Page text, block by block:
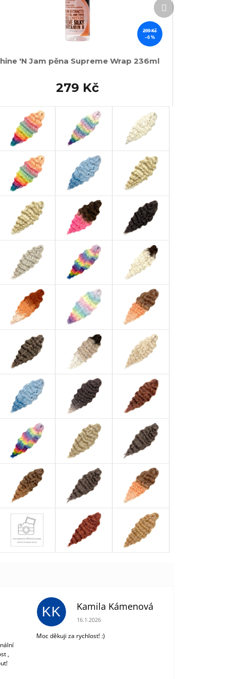
299 Kč
–6 %
'N Jam pěna Supreme Wrap 236ml
279 Kč
produkt
5 hvězdiček.
,
KK Kamila Kámenová
Hodnocení obchodu je 5 z 5 hvězdiček.
16.1.2026
Moc děkuji za rychlost! :)